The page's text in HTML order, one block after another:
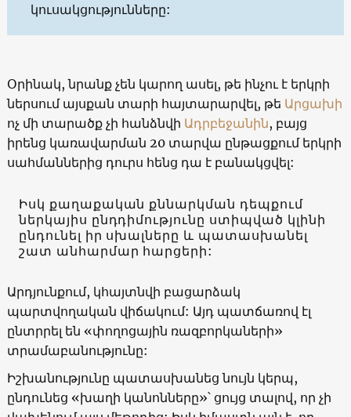
կուսակցությունները:
Օրինակ, նրանք չեն կարող ասել, թե ինչու է երկրի
ներսում այսքան տարի հայտարարվել, թե Արցախի
ոչ մի տարածք չի հանձնվի Ադրբեջանին, բայց
իրենց կառավարման 20 տարվա ընթացքում երկրի
սահմաններից դուրս հենց դա է բանակցվել:
Իսկ քաղաքական քննարկման դեպքում
ներկայիս ընդդիմությունը ստիպված կլինի
ընդունել իր սխալները և պատասխանել
շատ անհարմար հարցերի:
Արդյունքում, կհայտնվի բացարձակ
պարտվողական վիճակում: Այդ պատճառով էլ
ընտրրել են «փողոցային ռազբորկաների»
տրամաբանությունը:
Իշխանությունը պատասխանեց նույն կերպ,
ընդունեց «խաղի կանոնները»՝ ցույց տալով, որ չի